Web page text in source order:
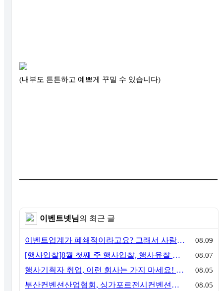
(내부도 튼튼하고 예쁘게 꾸밀 수 있습니다)
이벤트넷님의 최근 글
이벤트업계가 폐쇄적이라고요? 그래서 사람이 안 옵니다 08.09
[행사입찰]8월 첫째 주 행사입찰, 행사유찰 결과 08.07
행사기획자 취업, 이런 회사는 가지 마세요! 신입이 꼭 알아야 할 5가지 기준[이벤트산업 팩트체크#3] 08.05
부산컨벤션산업협회, 싱가포르전시컨벤션협회(SACEOS)와 업무협약 체결… 아시아 마이스 협력 확대 08.05